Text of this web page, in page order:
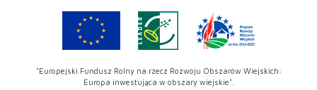
"Europejski Fundusz Rolny na rzecz Rozwoju Obszarów Wiejskich:
Europa inwestująca w obszary wiejskie".